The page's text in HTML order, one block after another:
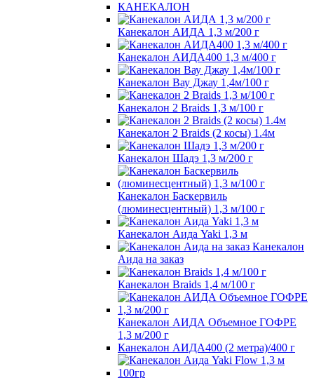
КАНЕКАЛОН
Канекалон АИДА 1,3 м/200 г
Канекалон АИДА400 1,3 м/400 г
Канекалон Вау Джау 1,4м/100 г
Канекалон 2 Braids 1,3 м/100 г
Канекалон 2 Braids (2 косы) 1.4м
Канекалон Шадэ 1,3 м/200 г
Канекалон Баскервиль
(люминесцентный) 1,3 м/100 г
Канекалон Аида Yaki 1,3 м
Канекалон
Аида на заказ
Канекалон Braids 1,4 м/100 г
Канекалон АИДА Объемное ГОФРЕ
1,3 м/200 г
Канекалон АИДА400 (2 метра)/400 г